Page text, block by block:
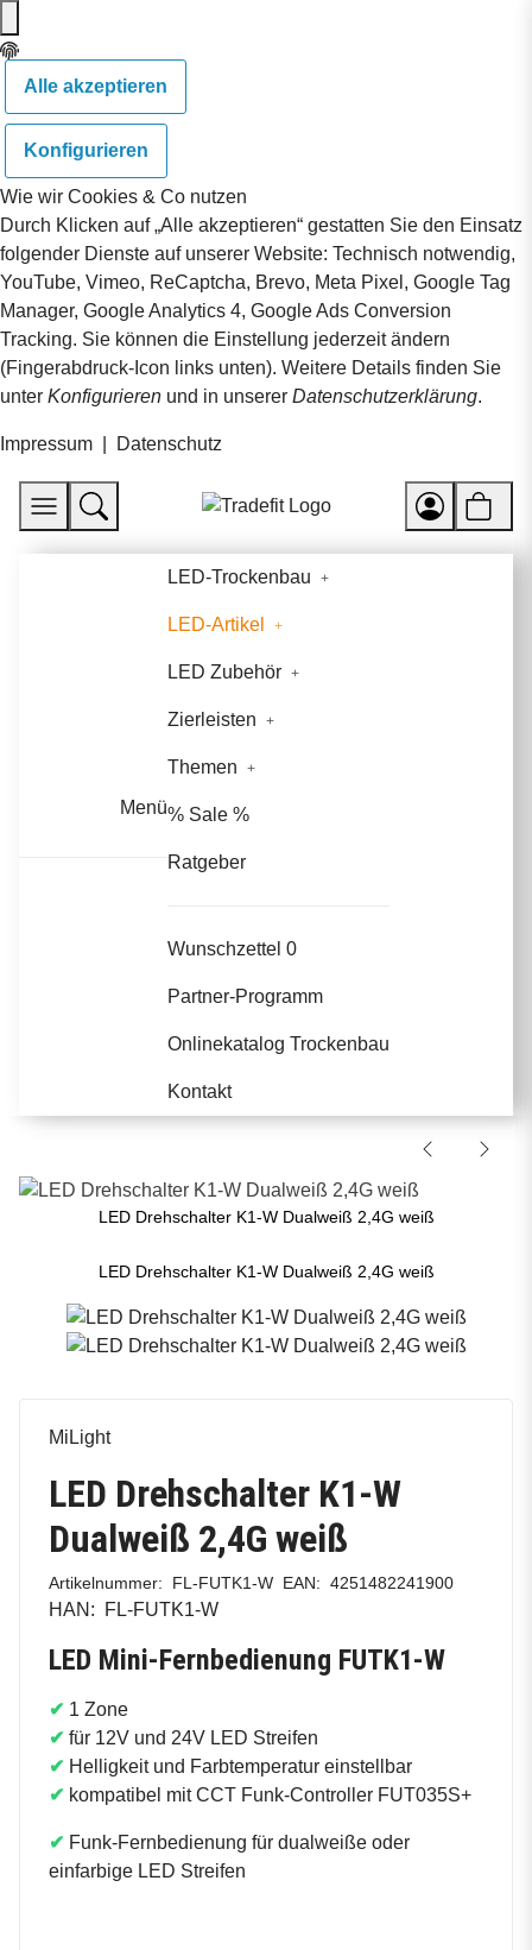
Alle akzeptieren
Konfigurieren
Wie wir Cookies & Co nutzen
Durch Klicken auf „Alle akzeptieren“ gestatten Sie den Einsatz
folgender Dienste auf unserer Website: Technisch notwendig,
YouTube, Vimeo, ReCaptcha, Brevo, Meta Pixel, Google Tag
Manager, Google Analytics 4, Google Ads Conversion
Tracking. Sie können die Einstellung jederzeit ändern
(Fingerabdruck-Icon links unten). Weitere Details finden Sie
unter Konfigurieren und in unserer Datenschutzerklärung.
Impressum Datenschutz
Menü
LED-Trockenbau
LED-Artikel
LED Zubehör
Zierleisten
Themen
% Sale %
Ratgeber
Wunschzettel 0
Partner-Programm
Onlinekatalog Trockenbau
Kontakt
MiLight
LED Drehschalter K1-W
Dualweiß 2,4G weiß
Artikelnummer: FL-FUTK1-W EAN: 4251482241900
HAN: FL-FUTK1-W
LED Mini-Fernbedienung FUTK1-W
✔ 1 Zone
✔ für 12V und 24V LED Streifen
✔ Helligkeit und Farbtemperatur einstellbar
✔ kompatibel mit CCT Funk-Controller FUT035S+
✔ Funk-Fernbedienung für dualweiße oder
einfarbige LED Streifen
LED Drehschalter K1-W Dualweiß 2,4G weiß
LED Drehschalter K1-W Dualweiß 2,4G weiß